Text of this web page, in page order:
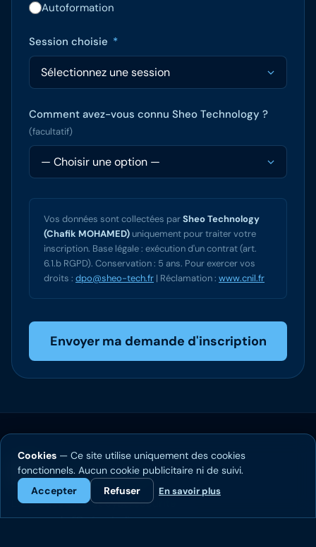
Autoformation
Session choisie *
Comment avez-vous connu Sheo Technology ?
(facultatif)
Vos données sont collectées parSheo Technology
(Chafik MOHAMED) uniquement pour traiter votre
inscription. Base légale : exécution d'un contrat (art.
6.1.b RGPD). Conservation : 5 ans. Pour exercer vos
droits : dpo@sheo-tech.fr | Réclamation : www.cnil.fr
Envoyer ma demande d'inscription
Sheo Technology
L'expertise GRC et cybersécurité
au cœur de l'Océan Indien
Cookies — Ce site utilise uniquement des cookies
fonctionnels. Aucun cookie publicitaire ni de suivi.
Accepter
Refuser En savoir plus